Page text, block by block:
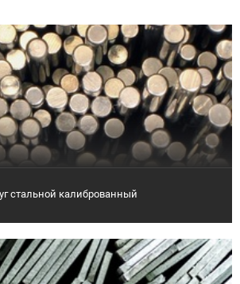
стальной калиброванный